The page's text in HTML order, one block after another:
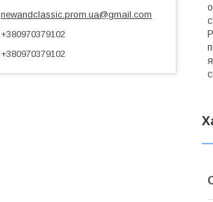
newandclassic.prom.ua@gmail.com
+380970379102
+380970379102